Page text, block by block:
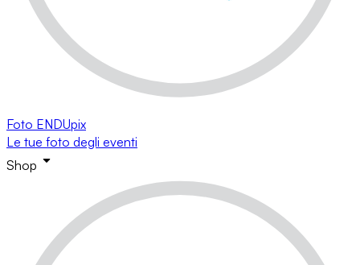
Foto ENDUpix
Le tue foto degli eventi
Shop